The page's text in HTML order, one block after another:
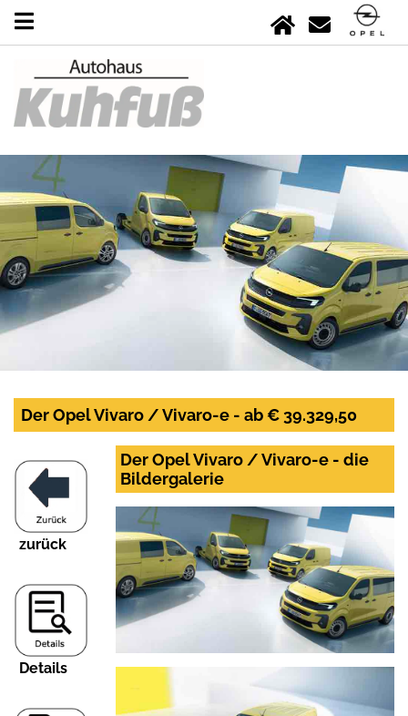
Der Opel Vivaro / Vivaro-e - ab € 39.329,50
zurück
Details
Der Opel Vivaro / Vivaro-e - die
Bildergalerie